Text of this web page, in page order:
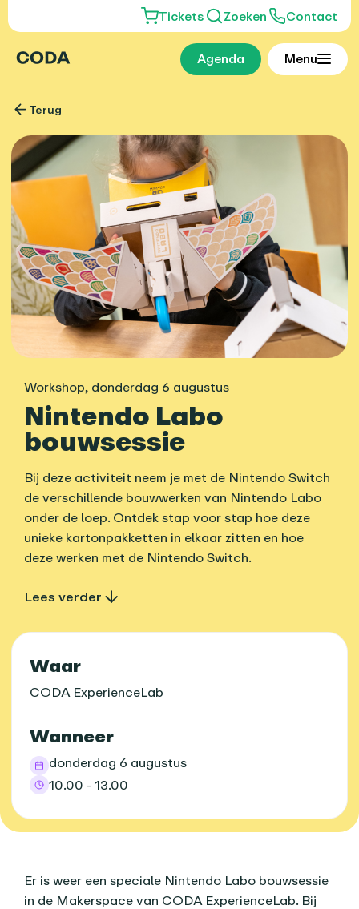
Tickets Zoeken Contact
Agenda Menu
Terug
Workshop, donderdag 6 augustus
Nintendo Labo
bouwsessie
Bij deze activiteit neem je met de Nintendo Switch
de verschillende bouwwerken van Nintendo Labo
onder de loep. Ontdek stap voor stap hoe deze
unieke kartonpakketten in elkaar zitten en hoe
deze werken met de Nintendo Switch.
Lees verder
Praktische informatie
Waar
CODA ExperienceLab
Wanneer
donderdag 6 augustus
10.00 - 13.00
Over dit agenda-item
Er is weer een speciale Nintendo Labo bouwsessie
in de Makerspace van CODA ExperienceLab. Bij